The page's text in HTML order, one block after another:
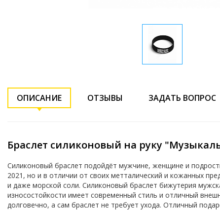
ОПИСАНИЕ ОТЗЫВЫ ЗАДАТЬ ВОПРОС
Браслет силиконовый на руку
Силиконовый браслет подойдёт мужчине, женщине и
2021, но и в отличии от своих метталический и кожанных
и даже морской соли. Силиконовый браслет бижутерия
износостойкости имеет современный стиль и отличный
долговечно, а сам браслет не требует ухода. Отличный